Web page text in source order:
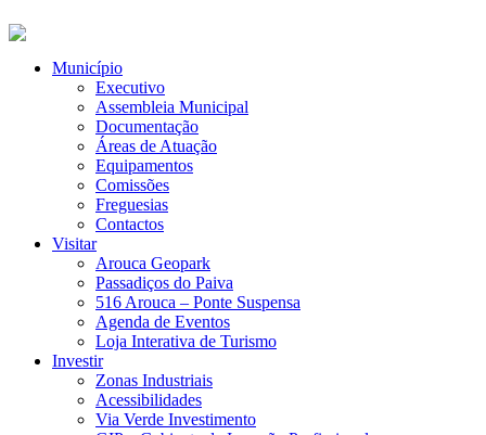
Município
Executivo
Assembleia Municipal
Documentação
Áreas de Atuação
Equipamentos
Comissões
Freguesias
Contactos
Visitar
Arouca Geopark
Passadiços do Paiva
516 Arouca – Ponte Suspensa
Agenda de Eventos
Loja Interativa de Turismo
Investir
Zonas Industriais
Acessibilidades
Via Verde Investimento